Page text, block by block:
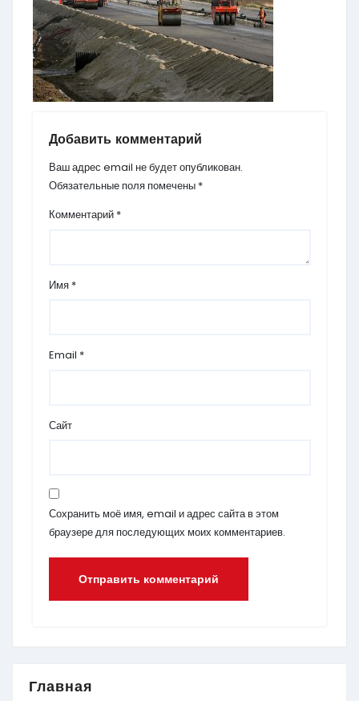
Добавить комментарий
Ваш адрес email не будет опубликован.
Обязательные поля помечены *
Комментарий *
Имя *
Email *
Сайт
Сохранить моё имя, email и адрес сайта в этом
браузере для последующих моих комментариев.
Главная